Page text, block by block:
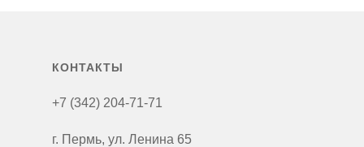
КОНТАКТЫ
г. Пермь, ул. Ленина 65
+7 (342) 204-71-71